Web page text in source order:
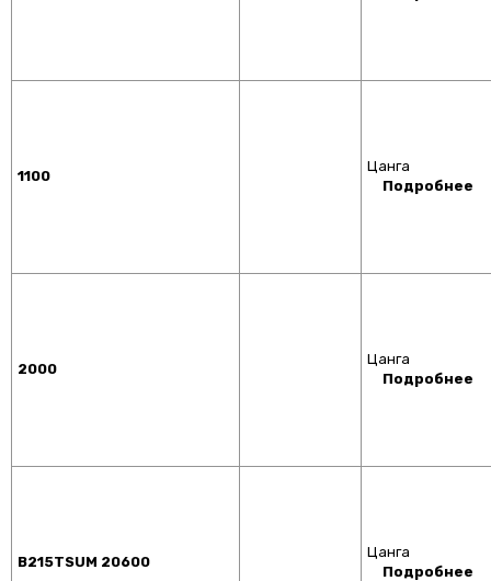
1100
Цанга
Подробнее
2000
Цанга
Подробнее
B215TSUM 20600
Цанга
Подробнее